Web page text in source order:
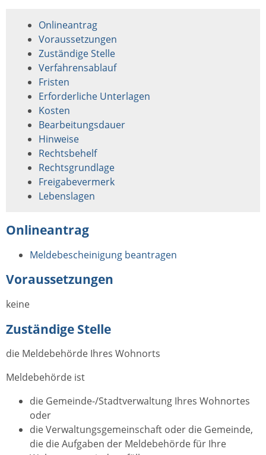
Onlineantrag
Voraussetzungen
Zuständige Stelle
Verfahrensablauf
Fristen
Erforderliche Unterlagen
Kosten
Bearbeitungsdauer
Hinweise
Rechtsbehelf
Rechtsgrundlage
Freigabevermerk
Lebenslagen
Onlineantrag
Meldebescheinigung beantragen
Voraussetzungen
keine
Zuständige Stelle
die Meldebehörde Ihres Wohnorts
Meldebehörde ist
die Gemeinde-/Stadtverwaltung Ihres Wohnortes
oder
die Verwaltungsgemeinschaft oder die Gemeinde,
die die Aufgaben der Meldebehörde für Ihre